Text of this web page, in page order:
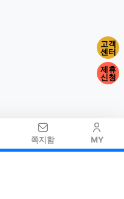
쪽지함 MY
고객
센터
제휴
신청